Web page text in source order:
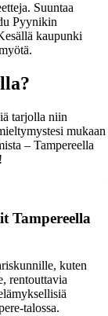
Suuntaa
Pyynikin
kaupunki
tarjolla niin
mukaan
– Tampereella
Tampereella
kuten
rentouttavia
talossa.